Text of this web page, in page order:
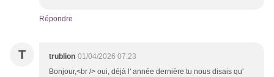
Répondre
T trublion 01/04/2026 07:23
Bonjour,<br /> oui, déjà l' année dernière tu nous disais qu'